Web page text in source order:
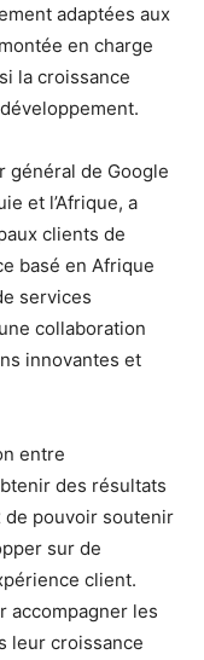
adaptées aux
en charge
la croissance
général de Google
et l’Afrique, a
clients de
basé en Afrique
services
collaboration
innovantes et
entre
des résultats
de pouvoir soutenir
sur de
client.
accompagner les
leur croissance